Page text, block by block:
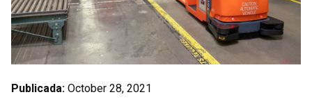
Publicada: October 28, 2021